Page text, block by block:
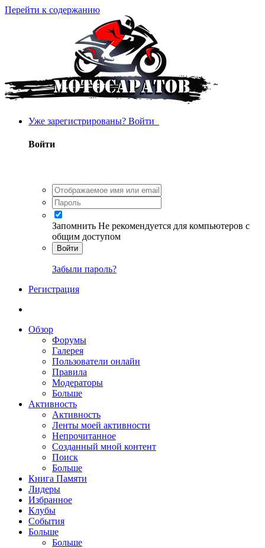
Перейти к содержанию
Уже зарегистрированы? Войти
Войти
Запомнить Не рекомендуется для компьютеров с
общим доступом
Войти
Забыли пароль?
Регистрация
Обзор
Форумы
Галерея
Пользователи онлайн
Правила
Модераторы
Больше
Активность
Активность
Ленты моей активности
Непрочитанное
Созданный мной контент
Поиск
Больше
Книга Памяти
Лидеры
Избранное
Клубы
События
Больше
Больше